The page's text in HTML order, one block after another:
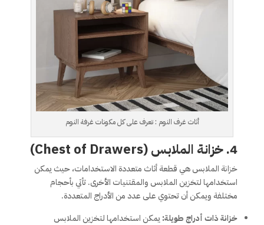
أثاث غرف النوم : تعرف على كل مكونات غرفة النوم
4. خزانة الملابس (Chest of Drawers)
خزانة الملابس هي قطعة أثاث متعددة الاستخدامات، حيث يمكن
استخدامها لتخزين الملابس والمقتنيات الأخرى. تأتي بأحجام
مختلفة ويمكن أن تحتوي على عدد من الأدراج المتعددة.
خزانة ذات أدراج طويلة: يمكن استخدامها لتخزين الملابس